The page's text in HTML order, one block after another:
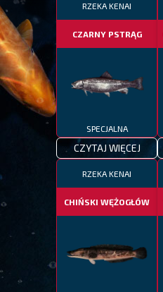
RZEKA KENAI
CZARNY PSTRĄG
SPECJALNA
CZYTAJ WIĘCEJ
RZEKA KENAI
CHIŃSKI WĘŻOGŁÓW